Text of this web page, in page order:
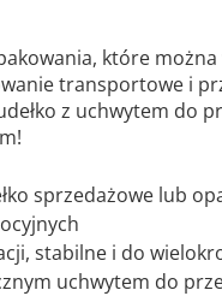
które
transportowe i
z uchwytem do
sprzedażowe lub
stabilne i do
uchwytem do